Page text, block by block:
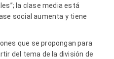
la clase media está
social aumenta y tiene
que se propongan para
del tema de la división de